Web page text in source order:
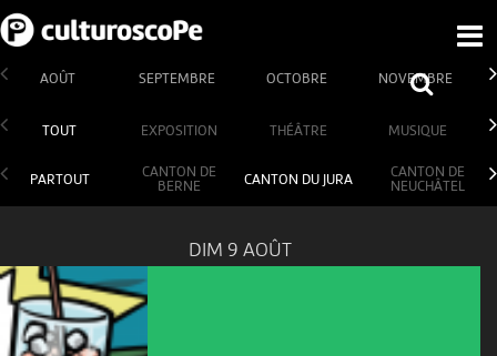
AOÛT SEPTEMBRE OCTOBRE NOVEMBRE
TOUT EXPOSITION THÉÂTRE MUSIQUE
PARTOUT
CANTON DE
BERNE
CANTON DU JURA
CANTON DE
NEUCHÂTEL
DIM 9 AOÛT